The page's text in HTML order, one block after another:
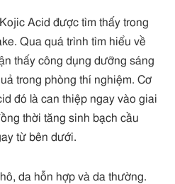
Acid được tìm thấy trong
Qua quá trình tìm hiểu về
thấy công dụng dưỡng sáng
trong phòng thí nghiệm. Cơ
đó là can thiệp ngay vào giai
thời tăng sinh bạch cầu
từ bên dưới.
da hỗn hợp và da thường.